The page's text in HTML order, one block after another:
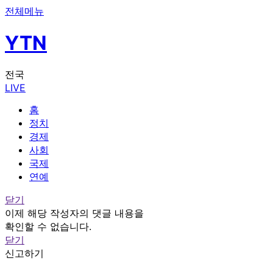
전체메뉴
YTN
전국
LIVE
홈
정치
경제
사회
국제
연예
닫기
이제 해당 작성자의 댓글 내용을
확인할 수 없습니다.
닫기
신고하기